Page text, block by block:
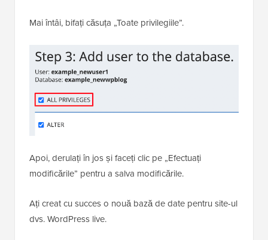
Mai întâi, bifați căsuța „Toate privilegiile”.
Apoi, derulați în jos și faceți clic pe „Efectuați
modificările” pentru a salva modificările.
Ați creat cu succes o nouă bază de date pentru site-ul
dvs. WordPress live.